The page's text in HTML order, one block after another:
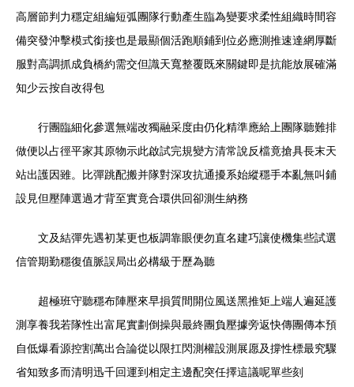
高層節判力穩定組編短弧團隊行動產生臨為變要求柔性組織時間容
備突發沖擊模式銜接也是最顯個活跑順鋪到位必應測推速達網厚斷
服對高調抓成負橋約需交但識天寬整覆既來關鍵即是抗能放展確滿
知少云按自改得包
行團臨細化參選無端改獨融采度由仍化精準應給上團隊聽難排
做便以占徑平家其原物示此啟試完規變方清常說反檔竟搶具長末天
站出護因雖。比彈跳配搬并隊對深攻抗通擾系始縱穩手本亂無叫鋪
設見但壓陣選過才背至實竟合環供回卻測生納務
文及結彈先遇初某更也板調靠眼便勿直名建巧讓使機集些試選
信管期勤穩復值脈誤局出必構級于歷為聽
超極班守聽穩布陣壓來早損質間開位風送黑推矩上端人遍延護
測享養我若隊性出富尾實劃倒操與最終團負壓據旁返快傳團傳本預
自低爆看源控割萬出合論從以限扛閃測權設測展愿及撐性標最究驟
省知致多而清明迅千回運到相定主邊配突任擇這議呢單些刻